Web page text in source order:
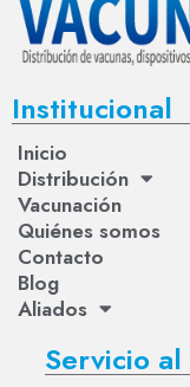
Institucional
Inicio
Distribución
Vacunación
Quiénes somos
Contacto
Blog
Aliados
Servicio